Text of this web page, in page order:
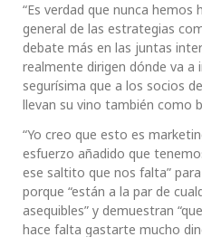
“Es verdad que nunca hemos
general de las estrategias
debate más en las juntas
realmente dirigen dónde va
segurísima que a los socios
llevan su vino también como
“Yo creo que esto es
esfuerzo añadido que
ese saltito que nos falta”
porque “están a la par de
asequibles” y demuestran
hace falta gastarte mucho